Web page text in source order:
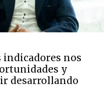
nos
y
desarrollando